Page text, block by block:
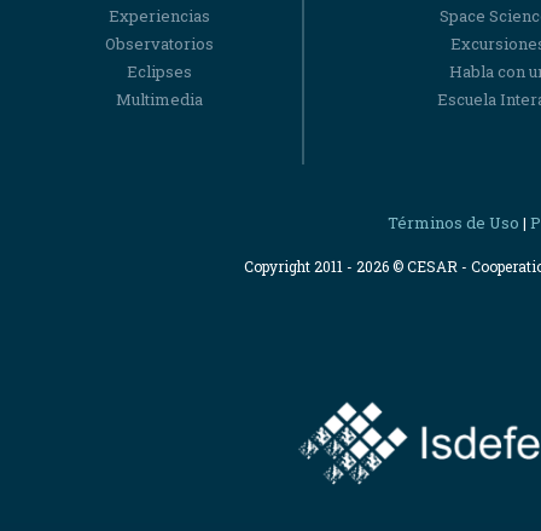
Experiencias
Observatorios
Eclipses
Multimedia
Space
Habla con
Escuela
Términos de Uso |
Copyright 2011 - 2026 © CESAR -